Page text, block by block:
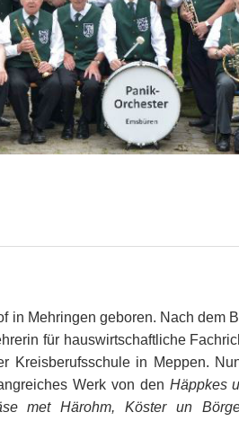
Der Richthof zu Emsüren
Die Firma BvL
Auswanderung nach Amerika
Die Emsbürener Bürger
Kriegsende 1945
Aus der Kommunalpolitik
Aus der Kirchenhistorie
Die Weimarer Republik
Bürsker Begriffskuriositäten Engden
Gleesen
Helschen,
Leschede
in Mehringen geboren. Nach dem
für hauswirtschaftliche
Kreisberufsschule in Meppen.
Werk von den Häppkes
met Härohm, Köster un